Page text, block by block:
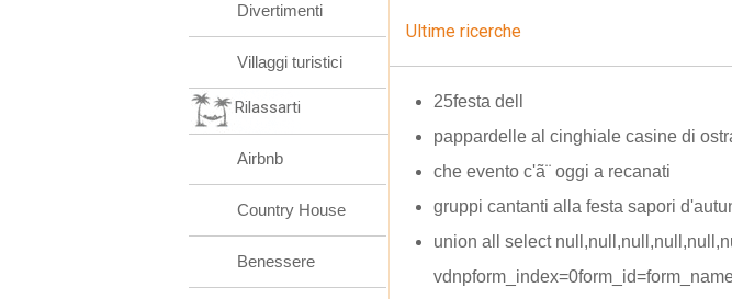
Ultime ricerche
25festa dell
pappardelle al cinghiale casine di
che evento c'ã¨ oggi a recanati
gruppi cantanti alla festa sapori
union all select
Divertimenti
Villaggi turistici
Rilassarti
Airbnb
Country House
Benessere